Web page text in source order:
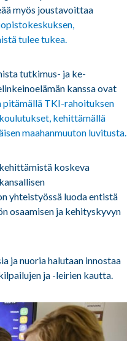
myös joustavoittaa
tulee tukea.
tutkimus- ja ke­
kanssa ovat
pitämällä TKI-rahoituksen
kehittämällä
maahanmuuton luvitusta.
koskeva
yhteistyössä luoda entistä
osaamisen ja kehityskyvyn
ja nuoria halutaan innostaa
ja -leirien kautta.